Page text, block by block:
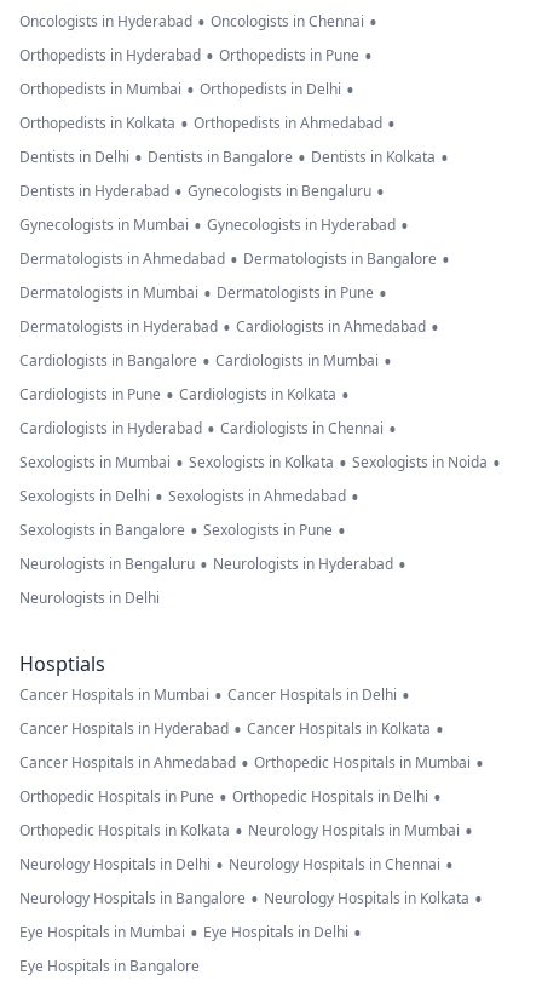
Oncologists in Hyderabad • Oncologists in Chennai •
Orthopedists in Hyderabad • Orthopedists in Pune •
Orthopedists in Mumbai • Orthopedists in Delhi •
Orthopedists in Kolkata • Orthopedists in Ahmedabad •
Dentists in Delhi • Dentists in Bangalore • Dentists in Kolkata •
Dentists in Hyderabad • Gynecologists in Bengaluru •
Gynecologists in Mumbai • Gynecologists in Hyderabad •
Dermatologists in Ahmedabad • Dermatologists in Bangalore •
Dermatologists in Mumbai • Dermatologists in Pune •
Dermatologists in Hyderabad • Cardiologists in Ahmedabad •
Cardiologists in Bangalore • Cardiologists in Mumbai •
Cardiologists in Pune • Cardiologists in Kolkata •
Cardiologists in Hyderabad • Cardiologists in Chennai •
Sexologists in Mumbai • Sexologists in Kolkata • Sexologists in Noida •
Sexologists in Delhi • Sexologists in Ahmedabad •
Sexologists in Bangalore • Sexologists in Pune •
Neurologists in Bengaluru • Neurologists in Hyderabad •
Neurologists in Delhi
Hosptials
Cancer Hospitals in Mumbai • Cancer Hospitals in Delhi •
Cancer Hospitals in Hyderabad • Cancer Hospitals in Kolkata •
Cancer Hospitals in Ahmedabad • Orthopedic Hospitals in Mumbai •
Orthopedic Hospitals in Pune • Orthopedic Hospitals in Delhi •
Orthopedic Hospitals in Kolkata • Neurology Hospitals in Mumbai •
Neurology Hospitals in Delhi • Neurology Hospitals in Chennai •
Neurology Hospitals in Bangalore • Neurology Hospitals in Kolkata •
Eye Hospitals in Mumbai • Eye Hospitals in Delhi •
Eye Hospitals in Bangalore